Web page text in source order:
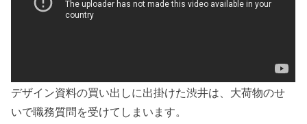
デザイン資料の買い出しに出掛けた渋井は、大荷物のせ
いで職務質問を受けてしまいます。